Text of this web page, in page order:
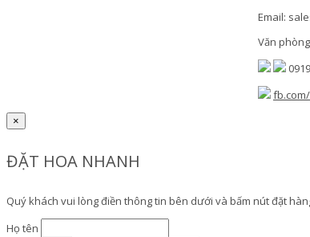
Email:
Văn
×
ĐẶT HOA NHANH
Quý khách vui lòng điền thông tin bên dưới và bấm nút đặt
Họ tên